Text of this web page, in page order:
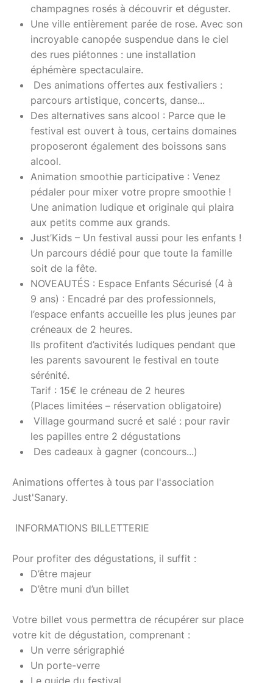
champagnes rosés à découvrir et déguster.
Une ville entièrement parée de rose. Avec son
incroyable canopée suspendue dans le ciel
des rues piétonnes : une installation
éphémère spectaculaire.
Des animations offertes aux festivaliers :
parcours artistique, concerts, danse...
Des alternatives sans alcool : Parce que le
festival est ouvert à tous, certains domaines
proposeront également des boissons sans
alcool.
Animation smoothie participative : Venez
pédaler pour mixer votre propre smoothie !
Une animation ludique et originale qui plaira
aux petits comme aux grands.
Just’Kids – Un festival aussi pour les enfants !
Un parcours dédié pour que toute la famille
soit de la fête.
NOVEAUTÉS : Espace Enfants Sécurisé (4 à
9 ans) : Encadré par des professionnels,
l’espace enfants accueille les plus jeunes par
créneaux de 2 heures.
Ils profitent d’activités ludiques pendant que
les parents savourent le festival en toute
sérénité.
Tarif : 15€ le créneau de 2 heures
(Places limitées – réservation obligatoire)
Village gourmand sucré et salé : pour ravir
les papilles entre 2 dégustations
Des cadeaux à gagner (concours...)
Animations offertes à tous par l'association
Just'Sanary.
INFORMATIONS BILLETTERIE
Pour profiter des dégustations, il suffit :
D’être majeur
D’être muni d’un billet
Votre billet vous permettra de récupérer sur place
votre kit de dégustation, comprenant :
Un verre sérigraphié
Un porte-verre
Le guide du festival